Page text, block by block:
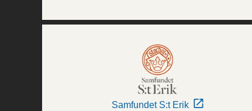
Samfundet S:t Erik